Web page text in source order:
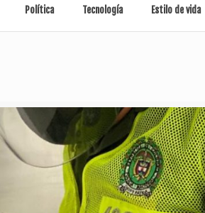
Política Tecnología Estilo de vida